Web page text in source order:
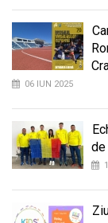
06 IUN 2025
de